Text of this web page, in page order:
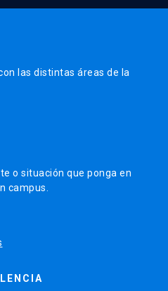
las distintas áreas de la
o situación que ponga en
campus.